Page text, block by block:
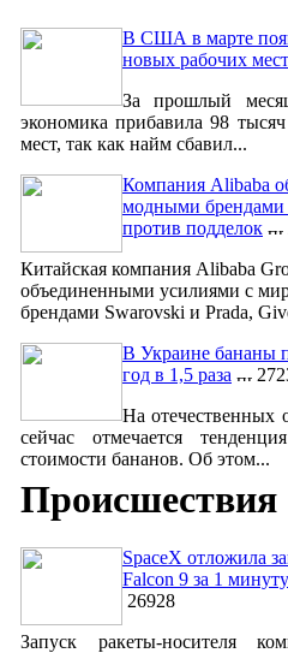
В США в марте
новых рабочих мест
За прошлый
экономика прибавила 98
мест, так как найм сбавил...
Компания Alibaba
модными брендами
против подделок
Китайская компания Alibaba
объединенными усилиями с
брендами Swarovski и Prada,
В Украине бананы
год в 1,5 раза
На отечественных
сейчас отмечается
стоимости бананов. Об этом...
Происшествия
SpaceX отложила
Falcon 9 за 1
26928
Запуск ракеты-носителя